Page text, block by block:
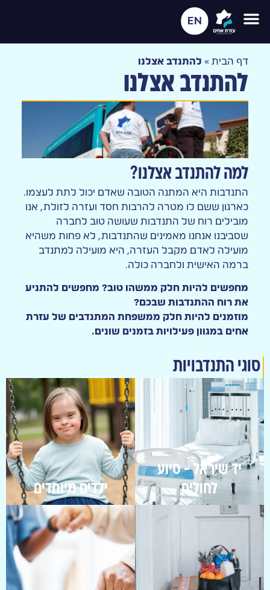
דף הבית» להתנדב אצלנו
להתנדב אצלנו
למה להתנדב אצלנו?
התנדבות היא המתנה הטובה שאדם יכול לתת לעצמו.
כארגון ששם לו מטרה להרבות חסד ועזרה לזולת, אנו
מובילים רוח של התנדבות שעושה טוב לחברה
שסביבנו אנחנו מאמינים שהתנדבות, לא פחות משהיא
מועילה לאדם מקבל העזרה, היא מועילה למתנדב
ברמה האישית ולחברה כולה.
מחפשים להיות חלק ממשהו טוב? מחפשים להתניע
את רוח ההתנדבות שבכם?
מוזמנים להיות חלק ממשפחת המתנדבים של עזרת
אחים במגוון פעילויות בזמנים שונים.
סוגי התנדבויות
יד שיראל - סיוע
לחולים
ילדים מיוחדים